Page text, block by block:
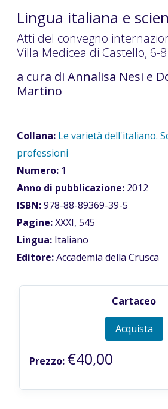
Lingua italiana e
Atti del convegno
Villa Medicea di Castello, 6-
a cura di Annalisa Nesi e
Martino
Collana: Le varietà dell'italiano.
professioni
Numero: 1
Anno di pubblicazione: 2012
ISBN:978-88-89369-39-5
Pagine:XXXI, 545
Lingua: Italiano
Editore:Accademia della Crusca
Cartaceo
Acquista
Prezzo: €40,00